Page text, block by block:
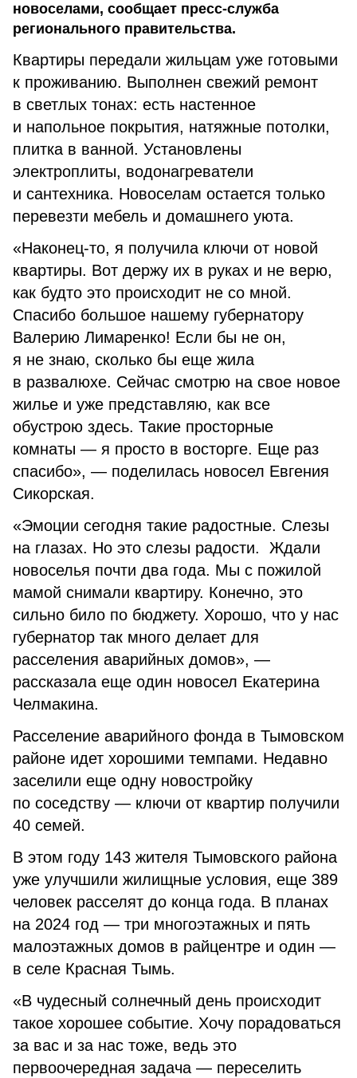
новоселами, сообщает пресс-служба
регионального правительства.
Квартиры передали жильцам уже готовыми
к проживанию. Выполнен свежий ремонт
в светлых тонах: есть настенное
и напольное покрытия, натяжные потолки,
плитка в ванной. Установлены
электроплиты, водонагреватели
и сантехника. Новоселам остается только
перевезти мебель и домашнего уюта.
«Наконец-то, я получила ключи от новой
квартиры. Вот держу их в руках и не верю,
как будто это происходит не со мной.
Спасибо большое нашему губернатору
Валерию Лимаренко! Если бы не он,
я не знаю, сколько бы еще жила
в развалюхе. Сейчас смотрю на свое новое
жилье и уже представляю, как все
обустрою здесь. Такие просторные
комнаты — я просто в восторге. Еще раз
спасибо», — поделилась новосел Евгения
Сикорская.
«Эмоции сегодня такие радостные. Слезы
на глазах. Но это слезы радости. Ждали
новоселья почти два года. Мы с пожилой
мамой снимали квартиру. Конечно, это
сильно било по бюджету. Хорошо, что у нас
губернатор так много делает для
расселения аварийных домов», —
рассказала еще один новосел Екатерина
Челмакина.
Расселение аварийного фонда в Тымовском
районе идет хорошими темпами. Недавно
заселили еще одну новостройку
по соседству — ключи от квартир получили
40 семей.
В этом году 143 жителя Тымовского района
уже улучшили жилищные условия, еще 389
человек расселят до конца года. В планах
на 2024 год — три многоэтажных и пять
малоэтажных домов в райцентре и один —
в селе Красная Тымь.
«В чудесный солнечный день происходит
такое хорошее событие. Хочу порадоваться
за вас и за нас тоже, ведь это
первоочередная задача — переселить